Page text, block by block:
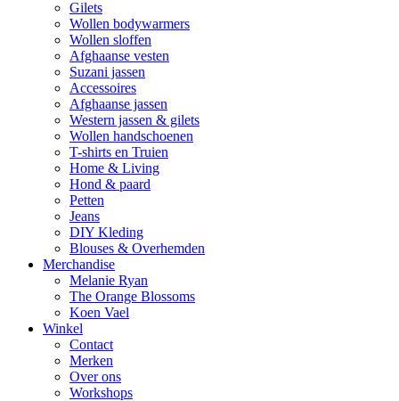
Gilets
Wollen bodywarmers
Wollen sloffen
Afghaanse vesten
Suzani jassen
Accessoires
Afghaanse jassen
Western jassen & gilets
Wollen handschoenen
T-shirts en Truien
Home & Living
Hond & paard
Petten
Jeans
DIY Kleding
Blouses & Overhemden
Merchandise
Melanie Ryan
The Orange Blossoms
Koen Vael
Winkel
Contact
Merken
Over ons
Workshops